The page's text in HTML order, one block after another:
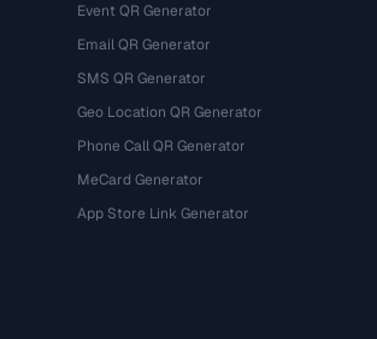
Event QR Generator
Email QR Generator
SMS QR Generator
Geo Location QR Generator
Phone Call QR Generator
MeCard Generator
App Store Link Generator